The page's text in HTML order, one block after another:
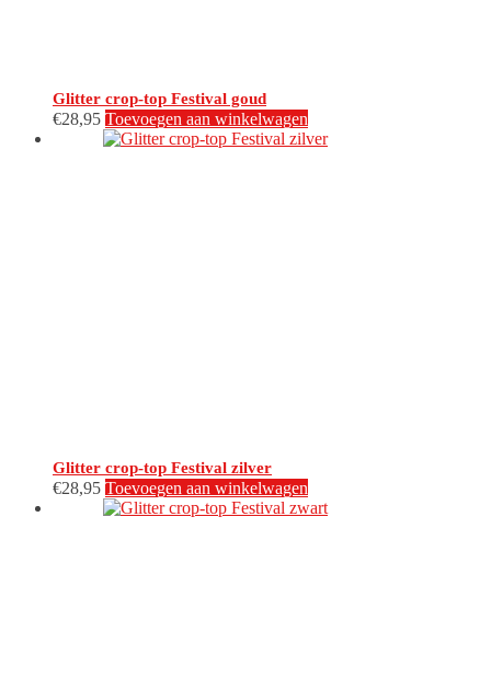
Glitter crop-top Festival goud
€28,95 Toevoegen aan winkelwagen
Glitter crop-top Festival zilver
€28,95 Toevoegen aan winkelwagen